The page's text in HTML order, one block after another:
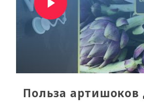
Польза артишоков